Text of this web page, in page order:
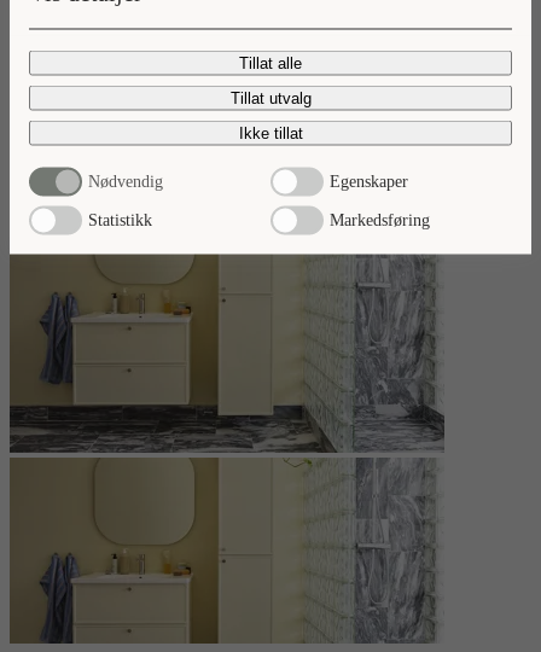
Tillat alle
Tillat utvalg
Ikke tillat
Nødvendig Egenskaper
Statistikk Markedsføring
Nyheter 2026
Ta del av våre baderomsnyheter.
Les mer